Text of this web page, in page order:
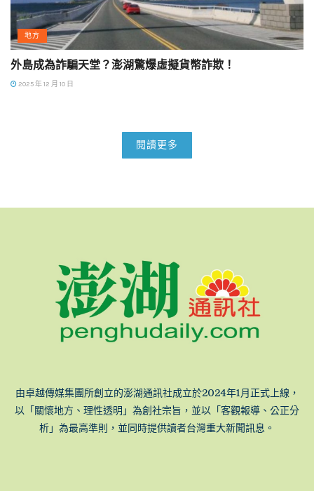
地方
外島成為詐騙天堂？澎湖驚爆虛擬貨幣詐欺！
2025 年 12 月 10 日
閱讀更多
由卓越傳媒集團所創立的澎湖通訊社成立於2024年1月正式上線，
以「關懷地方、理性透明」為創社宗旨，並以「客觀報導、公正分
析」為最高準則，並同時提供讀者台灣重大新聞訊息。